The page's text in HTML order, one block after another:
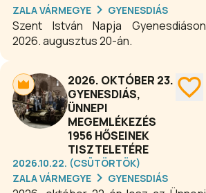
ZALA VÁRMEGYE
GYENESDIÁS
Szent István Napja Gyenesdiáson
2026. augusztus 20-án.
2026. OKTÓBER 23.
GYENESDIÁS,
ÜNNEPI
MEGEMLÉKEZÉS
1956 HŐSEINEK
TISZTELETÉRE
2026.10.22. (CSÜTÖRTÖK)
ZALA VÁRMEGYE
GYENESDIÁS